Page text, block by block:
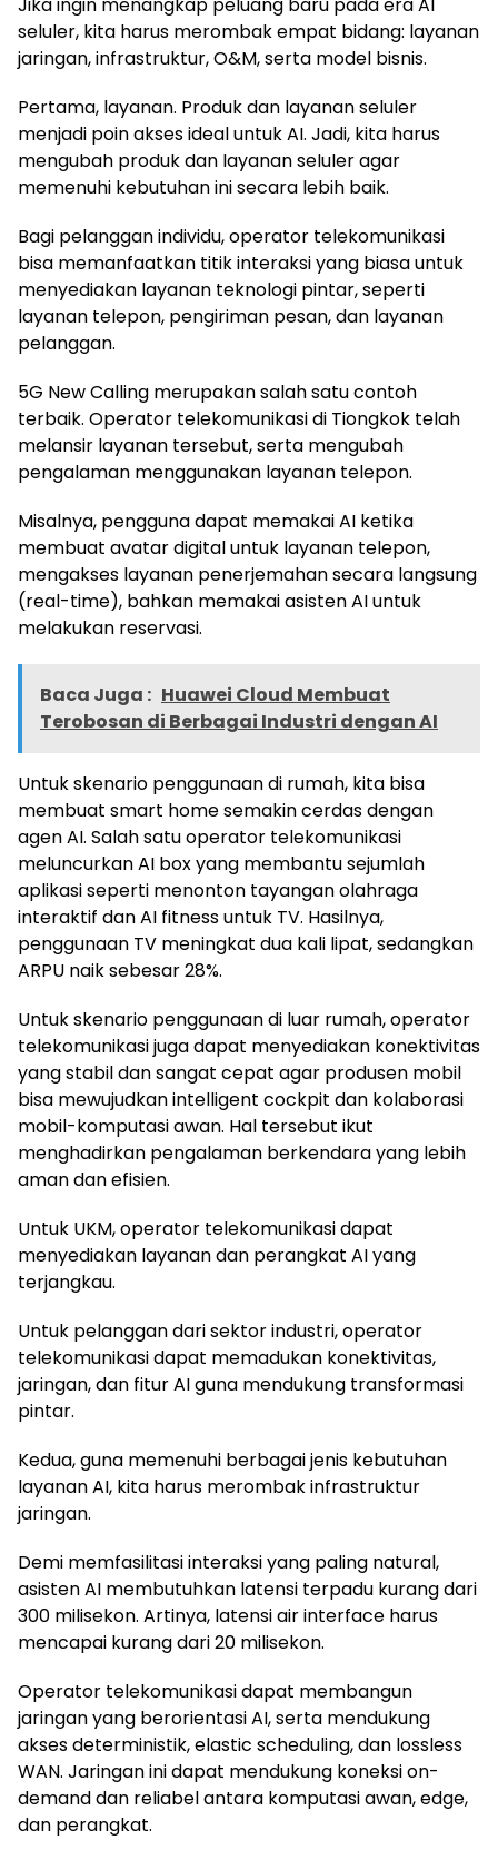
Jika ingin menangkap peluang baru pada era AI
seluler, kita harus merombak empat bidang: layanan
jaringan, infrastruktur, O&M, serta model bisnis.
Pertama, layanan. Produk dan layanan seluler
menjadi poin akses ideal untuk AI. Jadi, kita harus
mengubah produk dan layanan seluler agar
memenuhi kebutuhan ini secara lebih baik.
Bagi pelanggan individu, operator telekomunikasi
bisa memanfaatkan titik interaksi yang biasa untuk
menyediakan layanan teknologi pintar, seperti
layanan telepon, pengiriman pesan, dan layanan
pelanggan.
5G New Calling merupakan salah satu contoh
terbaik. Operator telekomunikasi di Tiongkok telah
melansir layanan tersebut, serta mengubah
pengalaman menggunakan layanan telepon.
Misalnya, pengguna dapat memakai AI ketika
membuat avatar digital untuk layanan telepon,
mengakses layanan penerjemahan secara langsung
(real-time), bahkan memakai asisten AI untuk
melakukan reservasi.
Baca Juga : Huawei Cloud Membuat
Terobosan di Berbagai Industri dengan AI
Untuk skenario penggunaan di rumah, kita bisa
membuat smart home semakin cerdas dengan
agen AI. Salah satu operator telekomunikasi
meluncurkan AI box yang membantu sejumlah
aplikasi seperti menonton tayangan olahraga
interaktif dan AI fitness untuk TV. Hasilnya,
penggunaan TV meningkat dua kali lipat, sedangkan
ARPU naik sebesar 28%.
Untuk skenario penggunaan di luar rumah, operator
telekomunikasi juga dapat menyediakan konektivitas
yang stabil dan sangat cepat agar produsen mobil
bisa mewujudkan intelligent cockpit dan kolaborasi
mobil-komputasi awan. Hal tersebut ikut
menghadirkan pengalaman berkendara yang lebih
aman dan efisien.
Untuk UKM, operator telekomunikasi dapat
menyediakan layanan dan perangkat AI yang
terjangkau.
Untuk pelanggan dari sektor industri, operator
telekomunikasi dapat memadukan konektivitas,
jaringan, dan fitur AI guna mendukung transformasi
pintar.
Kedua, guna memenuhi berbagai jenis kebutuhan
layanan AI, kita harus merombak infrastruktur
jaringan.
Demi memfasilitasi interaksi yang paling natural,
asisten AI membutuhkan latensi terpadu kurang dari
300 milisekon. Artinya, latensi air interface harus
mencapai kurang dari 20 milisekon.
Operator telekomunikasi dapat membangun
jaringan yang berorientasi AI, serta mendukung
akses deterministik, elastic scheduling, dan lossless
WAN. Jaringan ini dapat mendukung koneksi on-
demand dan reliabel antara komputasi awan, edge,
dan perangkat.